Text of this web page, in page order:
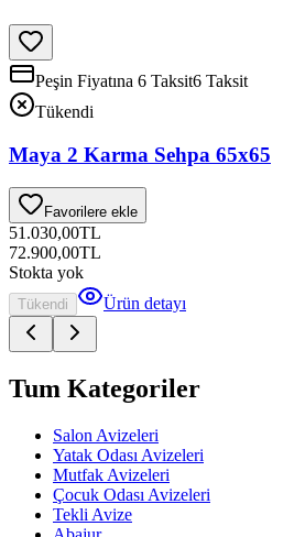
Peşin Fiyatına 6 Taksit6 Taksit
Tükendi
Maya 2 Karma Sehpa 65x65
Favorilere ekle
51.030,00TL
72.900,00TL
Stokta yok
Tükendi Ürün detayı
Tum Kategoriler
Salon Avizeleri
Yatak Odası Avizeleri
Mutfak Avizeleri
Çocuk Odası Avizeleri
Tekli Avize